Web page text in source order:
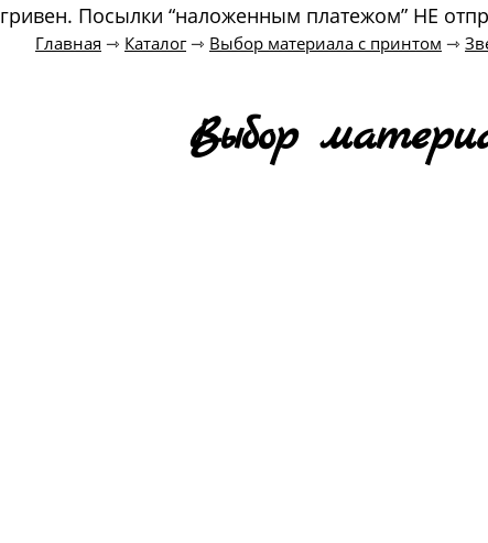
гривен. Посылки “наложенным платежом” НЕ
Главная ⇾ Каталог⇾ Выбор материала с принтом ⇾
Выбор